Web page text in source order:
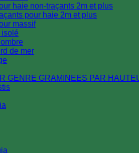
haie non-traçants 2m et plus
pour haie 2m et plus
massif
isolé
de mer
GENRE GRAMINEES PAR